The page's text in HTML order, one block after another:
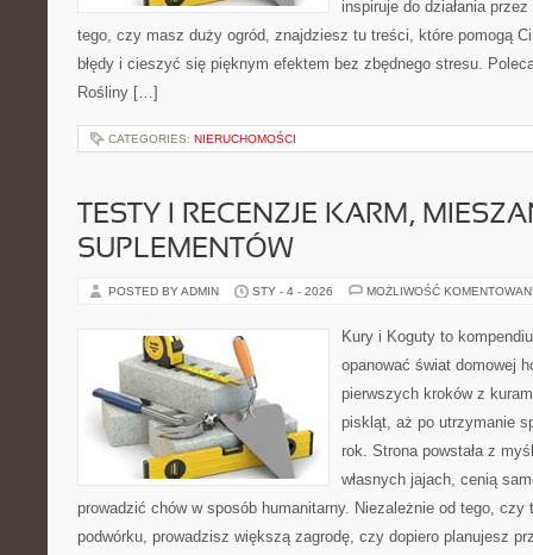
inspiruje do działania
tego, czy masz duży ogród, znajdziesz tu treści, które pomogą
błędy i cieszyć się pięknym efektem bez zbędnego stresu.
Rośliny […]
CATEGORIES: NIERUCHOMOŚCI
TESTY I RECENZJE KARM,
SUPLEMENTÓW
POSTED BY ADMIN STY - 4 - 2026 MOŻLIWOŚĆ
Kury i Koguty to
opanować świat domowej
pierwszych kroków z
piskląt, aż po utrzymanie
rok. Strona powstała z
własnych jajach, cenią
prowadzić chów w sposób humanitarny. Niezależnie od tego,
podwórku, prowadzisz większą zagrodę, czy dopiero planujesz